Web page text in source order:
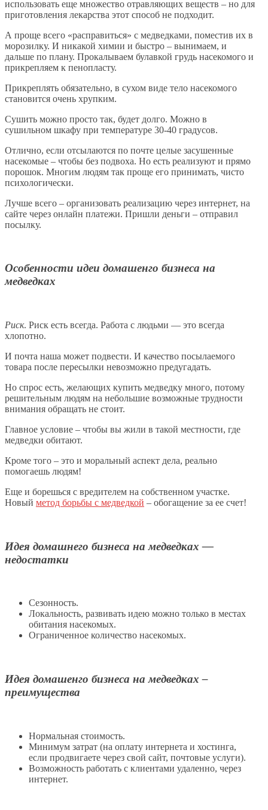
использовать еще множество отравляющих веществ – но для
приготовления лекарства этот способ не подходит.
А проще всего «расправиться» с медведками, поместив их в
морозилку. И никакой химии и быстро – вынимаем, и
дальше по плану. Прокалываем булавкой грудь насекомого и
прикрепляем к пенопласту.
Прикреплять обязательно, в сухом виде тело насекомого
становится очень хрупким.
Сушить можно просто так, будет долго. Можно в
сушильном шкафу при температуре 30-40 градусов.
Отлично, если отсылаются по почте целые засушенные
насекомые – чтобы без подвоха. Но есть реализуют и прямо
порошок. Многим людям так проще его принимать, чисто
психологически.
Лучше всего – организовать реализацию через интернет, на
сайте через онлайн платежи. Пришли деньги – отправил
посылку.
Особенности идеи домашенго бизнеса на
медведках
Риск. Риск есть всегда. Работа с людьми — это всегда
хлопотно.
И почта наша может подвести. И качество посылаемого
товара после пересылки невозможно предугадать.
Но спрос есть, желающих купить медведку много, потому
решительным людям на небольшие возможные трудности
внимания обращать не стоит.
Главное условие – чтобы вы жили в такой местности, где
медведки обитают.
Кроме того – это и моральный аспект дела, реально
помогаешь людям!
Еще и борешься с вредителем на собственном участке.
Новый метод борьбы с медведкой – обогащение за ее счет!
Идея домашнего бизнеса на медведках —
недостатки
Сезонность.
Локальность, развивать идею можно только в местах
обитания насекомых.
Ограниченное количество насекомых.
Идея домашенго бизнеса на медведках –
преимущества
Нормальная стоимость.
Минимум затрат (на оплату интернета и хостинга,
если продвигаете через свой сайт, почтовые услуги).
Возможность работать с клиентами удаленно, через
интернет.